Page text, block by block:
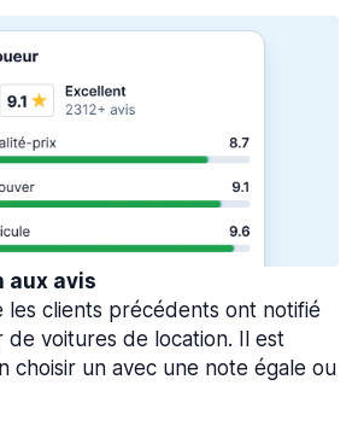
aux avis
les clients précédents ont notifié
de voitures de location. Il est
choisir un avec une note égale ou